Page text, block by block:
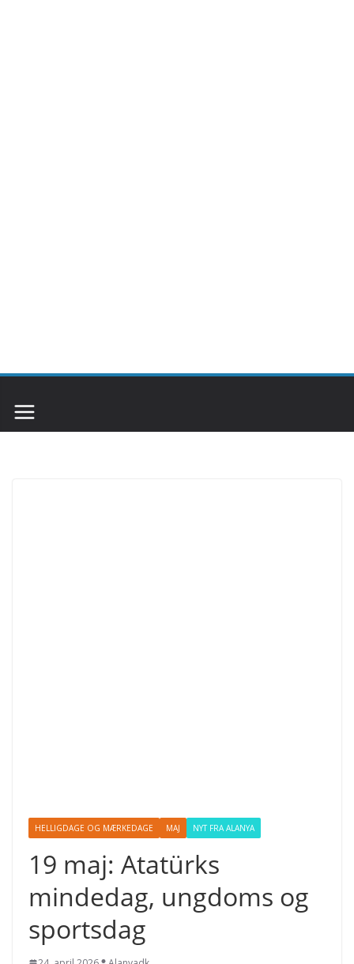
HELLIGDAGE OG MÆRKEDAGE MAJ NYT FRA ALANYA
19 maj: Atatürks
mindedag, ungdoms og
sportsdag